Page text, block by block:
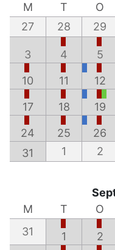
M
T O
27
28 29
3 4 5
10 11 12
17 18 19
24 25 26
31
1 2
M
T O
31
1 2